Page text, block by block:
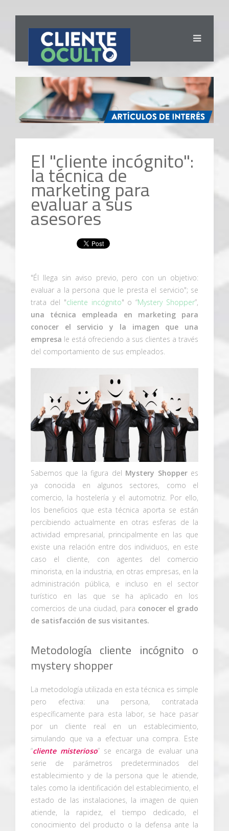
Slide1
El "cliente incógnito":
la técnica de
marketing para
evaluar a sus
asesores
"Él llega sin aviso previo, pero con un objetivo:
evaluar a la persona que le presta el servicio"; se
trata del "cliente incógnito" o “Mystery Shopper”,
una técnica empleada en marketing para
conocer el servicio y la imagen que una
empresa le está ofreciendo a sus clientes a través
del comportamiento de sus empleados.
Sabemos que la figura del Mystery Shopperes
ya conocida en algunos sectores, como el
comercio, la hostelería y el automotriz. Por ello,
los beneficios que esta técnica aporta se están
percibiendo actualmente en otras esferas de la
actividad empresarial, principalmente en las que
existe una relación entre dos individuos, en este
caso el cliente, con agentes del comercio
minorista, en la industria, en otras empresas, en la
administración pública, e incluso en el sector
turístico en las que se ha aplicado en los
comercios de una ciudad, para conocer el grado
de satisfacción de sus visitantes.
Metodología cliente incógnito o
mystery shopper
La metodología utilizada en esta técnica es simple
pero efectiva: una persona, contratada
específicamente para esta labor, se hace pasar
por un cliente real en un establecimiento,
simulando que va a efectuar una compra. Este
“cliente misterioso” se encarga de evaluar una
serie de parámetros predeterminados del
establecimiento y de la persona que le atiende,
tales como la identificación del establecimiento, el
estado de las instalaciones, la imagen de quien
atiende, la rapidez, el tiempo dedicado, el
conocimiento del producto o la defensa ante la